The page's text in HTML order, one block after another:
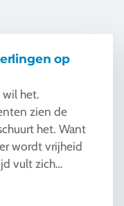
op
wil het.
zien de
het. Want
wordt vrijheid
shoppen.
Waar